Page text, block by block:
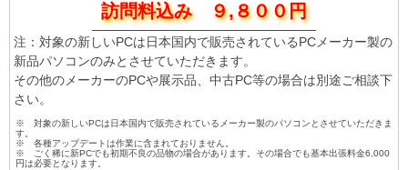
訪問料込み ９,８００円
注：対象の新しいPCは日本国内で販売されているPCメーカー製の
新品パソコンのみとさせていただきます。
その他のメーカーのPCや展示品、中古PC等の場合は別途ご相談下
さい。
※ 対象の新しいPCは日本国内で販売されているメーカー製のパソコンとさせていただきま
す。
※ 各種アップデートは作業に含まれておりません。
※ ごく稀に新PCでも初期不良の品物の場合があります。その場合でも基本出張料金6,000
円は必要となります。